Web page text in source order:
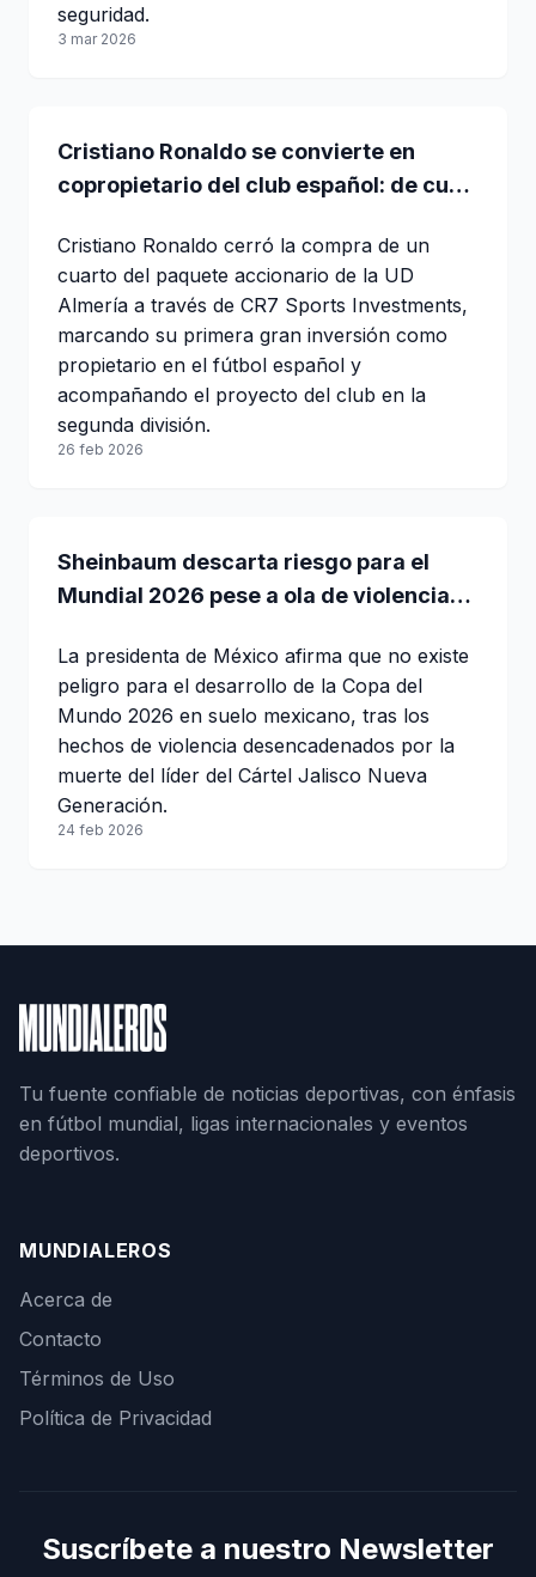
seguridad.
3 mar 2026
Cristiano Ronaldo se convierte en
copropietario del club español: de cuál
Cristiano Ronaldo cerró la compra de un
cuarto del paquete accionario de la UD
Almería a través de CR7 Sports Investments,
marcando su primera gran inversión como
propietario en el fútbol español y
acompañando el proyecto del club en la
segunda división.
26 feb 2026
Sheinbaum descarta riesgo para el
Mundial 2026 pese a ola de violencia
La presidenta de México afirma que no existe
peligro para el desarrollo de la Copa del
Mundo 2026 en suelo mexicano, tras los
hechos de violencia desencadenados por la
muerte del líder del Cártel Jalisco Nueva
Generación.
24 feb 2026
Tu fuente confiable de noticias deportivas, con énfasis
en fútbol mundial, ligas internacionales y eventos
deportivos.
MUNDIALEROS
Acerca de
Contacto
Términos de Uso
Política de Privacidad
Suscríbete a nuestro Newsletter